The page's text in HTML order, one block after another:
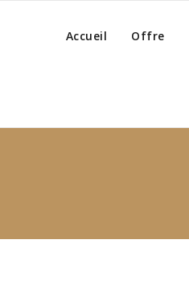
Accueil Offre